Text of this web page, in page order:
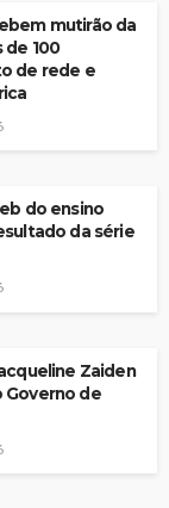
mutirão da
de 100
de rede e
do ensino
da série
Zaiden
Governo de